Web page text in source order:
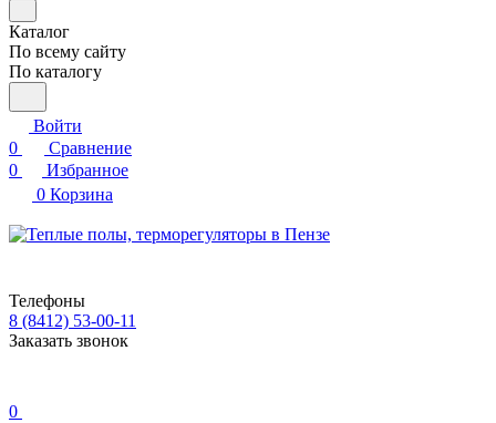
Каталог
По всему сайту
По каталогу
Войти
0
Сравнение
0
Избранное
0 Корзина
Телефоны
8 (8412) 53-00-11
Заказать звонок
0